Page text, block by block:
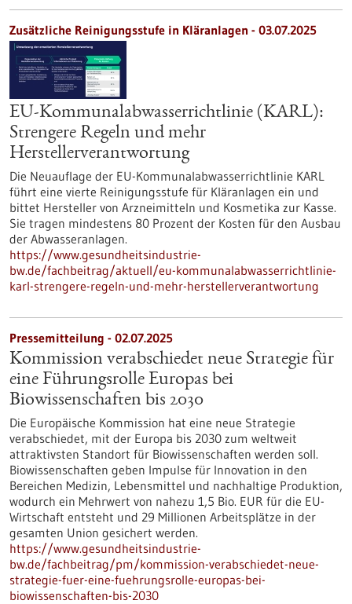
Zusätzliche Reinigungsstufe in Kläranlagen - 03.07.2025
EU-Kommunalabwasserrichtlinie (KARL):
Strengere Regeln und mehr
Herstellerverantwortung
Die Neuauflage der EU-Kommunalabwasserrichtlinie KARL
führt eine vierte Reinigungsstufe für Kläranlagen ein und
bittet Hersteller von Arzneimitteln und Kosmetika zur Kasse.
Sie tragen mindestens 80 Prozent der Kosten für den Ausbau
der Abwasseranlagen.
https://www.gesundheitsindustrie-
bw.de/fachbeitrag/aktuell/eu-kommunalabwasserrichtlinie-
karl-strengere-regeln-und-mehr-herstellerverantwortung
Pressemitteilung - 02.07.2025
Kommission verabschiedet neue Strategie für
eine Führungsrolle Europas bei
Biowissenschaften bis 2030
Die Europäische Kommission hat eine neue Strategie
verabschiedet, mit der Europa bis 2030 zum weltweit
attraktivsten Standort für Biowissenschaften werden soll.
Biowissenschaften geben Impulse für Innovation in den
Bereichen Medizin, Lebensmittel und nachhaltige Produktion,
wodurch ein Mehrwert von nahezu 1,5 Bio. EUR für die EU-
Wirtschaft entsteht und 29 Millionen Arbeitsplätze in der
gesamten Union gesichert werden.
https://www.gesundheitsindustrie-
bw.de/fachbeitrag/pm/kommission-verabschiedet-neue-
strategie-fuer-eine-fuehrungsrolle-europas-bei-
biowissenschaften-bis-2030